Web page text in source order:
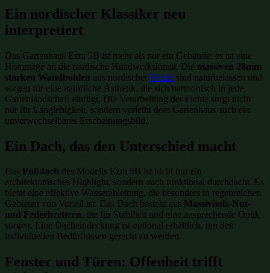
Ein nordischer Klassiker neu
interpretiert
Das Gartenhaus Ezra 5B ist mehr als nur ein Gebäude; es ist eine
Hommage an die nordische Handwerkskunst. Die massiven 28mm
starken Wandbohlen aus nordischer Fichte sind naturbelassen und
sorgen für eine natürliche Ästhetik, die sich harmonisch in jede
Gartenlandschaft einfügt. Die Verarbeitung der Fichte sorgt nicht
nur für Langlebigkeit, sondern verleiht dem Gartenhaus auch ein
unverwechselbares Erscheinungsbild.
Ein Dach, das den Unterschied macht
Das Pultdach des Modells Ezra 5B ist nicht nur ein
architektonisches Highlight, sondern auch funktional durchdacht. Es
bietet eine effektive Wasserableitung, die besonders in regenreichen
Gebieten von Vorteil ist. Das Dach besteht aus Massivholz-Nut-
und Federbrettern, die für Stabilität und eine ansprechende Optik
sorgen. Eine Dacheindeckung ist optional erhältlich, um den
individuellen Bedürfnissen gerecht zu werden.
Fenster und Türen: Offenheit trifft